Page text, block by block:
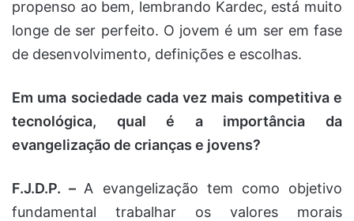
propenso ao bem, lembrando Kardec, está muito
longe de ser perfeito. O jovem é um ser em fase
de desenvolvimento, definições e escolhas.
Em uma sociedade cada vez mais competitiva e
tecnológica, qual é a importância da
evangelização de crianças e jovens?
F.J.D.P. – A evangelização tem como objetivo
fundamental trabalhar os valores morais